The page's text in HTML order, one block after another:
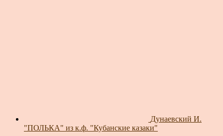
Дунаевский И.
"ПОЛЬКА" из к.ф. "Кубанские казаки"